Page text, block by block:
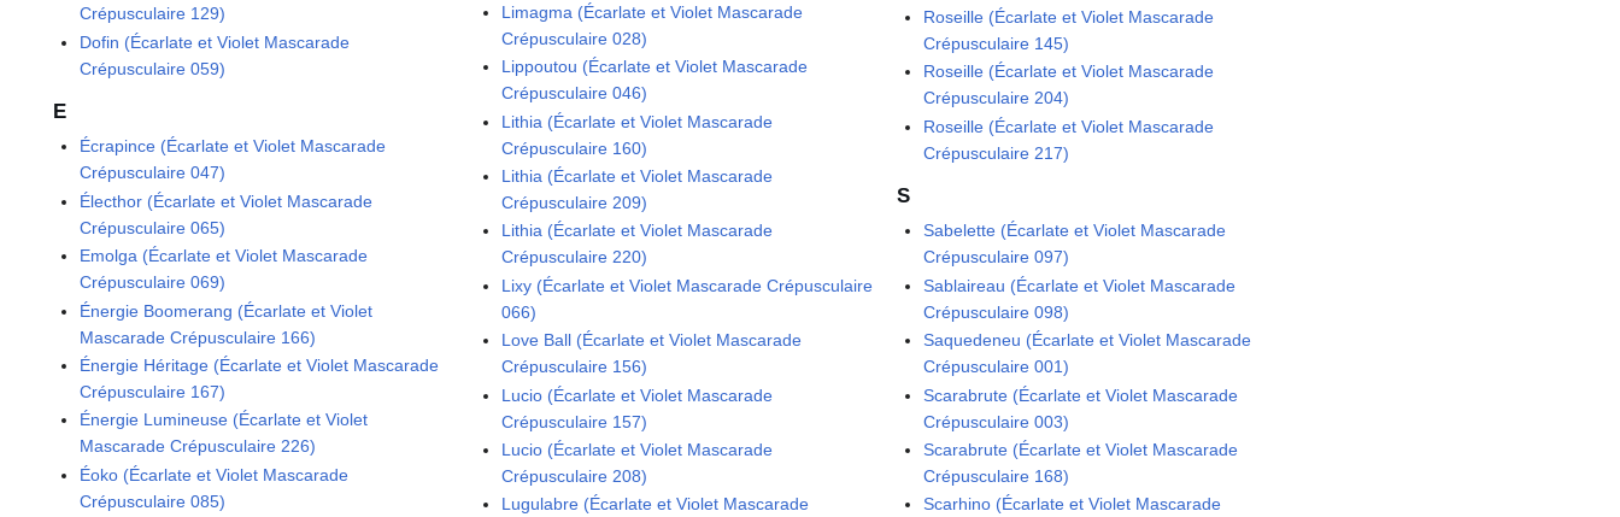
Crépusculaire 129)
Dofin (Écarlate et Violet Mascarade
Crépusculaire 059)
E
Écrapince (Écarlate et Violet Mascarade
Crépusculaire 047)
Électhor (Écarlate et Violet Mascarade
Crépusculaire 065)
Emolga (Écarlate et Violet Mascarade
Crépusculaire 069)
Énergie Boomerang (Écarlate et Violet
Mascarade Crépusculaire 166)
Énergie Héritage (Écarlate et Violet Mascarade
Crépusculaire 167)
Énergie Lumineuse (Écarlate et Violet
Mascarade Crépusculaire 226)
Éoko (Écarlate et Violet Mascarade
Crépusculaire 085)
Limagma (Écarlate et Violet Mascarade
Crépusculaire 028)
Lippoutou (Écarlate et Violet Mascarade
Crépusculaire 046)
Lithia (Écarlate et Violet Mascarade
Crépusculaire 160)
Lithia (Écarlate et Violet Mascarade
Crépusculaire 209)
Lithia (Écarlate et Violet Mascarade
Crépusculaire 220)
Lixy (Écarlate et Violet Mascarade Crépusculaire
066)
Love Ball (Écarlate et Violet Mascarade
Crépusculaire 156)
Lucio (Écarlate et Violet Mascarade
Crépusculaire 157)
Lucio (Écarlate et Violet Mascarade
Crépusculaire 208)
Lugulabre (Écarlate et Violet Mascarade
Roseille (Écarlate et Violet Mascarade
Crépusculaire 145)
Roseille (Écarlate et Violet Mascarade
Crépusculaire 204)
Roseille (Écarlate et Violet Mascarade
Crépusculaire 217)
S
Sabelette (Écarlate et Violet Mascarade
Crépusculaire 097)
Sablaireau (Écarlate et Violet Mascarade
Crépusculaire 098)
Saquedeneu (Écarlate et Violet Mascarade
Crépusculaire 001)
Scarabrute (Écarlate et Violet Mascarade
Crépusculaire 003)
Scarabrute (Écarlate et Violet Mascarade
Crépusculaire 168)
Scarhino (Écarlate et Violet Mascarade